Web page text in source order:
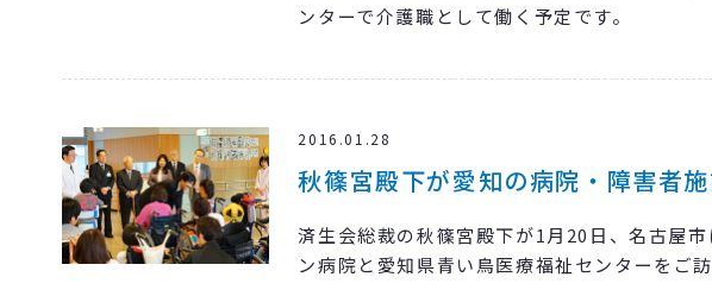
ンターで介護職として働く予定です。
2016.01.28
秋篠宮殿下が愛知の病院・障害者
済生会総裁の秋篠宮殿下が1月20日、名古屋
ン病院と愛知県青い鳥医療福祉センターをご